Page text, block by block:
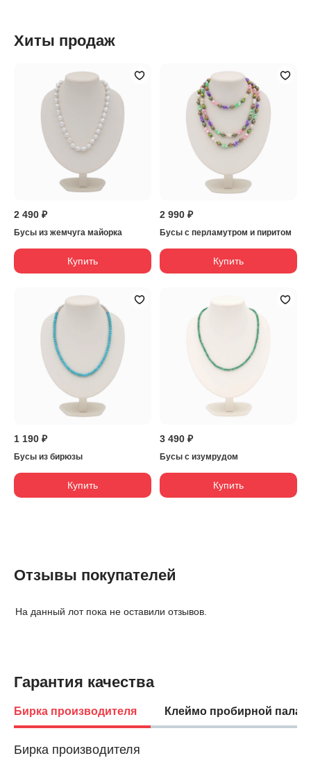
Хиты продаж
2 490 ₽
Бусы из жемчуга майорка
Купить
2 990 ₽
Бусы с перламутром и пиритом
Купить
1 190 ₽
Бусы из бирюзы
Купить
3 490 ₽
Бусы с изумрудом
Купить
Отзывы покупателей
На данный лот пока не оставили отзывов.
Гарантия качества
Бирка производителя Клеймо пробирной
Бирка производителя